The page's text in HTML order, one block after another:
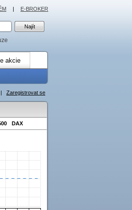
akcie
| Zaregistrovat se
DAX
| E-BROKER